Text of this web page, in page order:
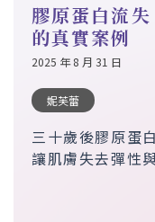
膠原蛋白流
的真實案例
2025 年 8 月 31 日
妮芙蕾
三十歲後膠原蛋
讓肌膚失去彈性
過刺激自體膠原